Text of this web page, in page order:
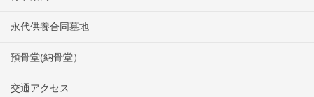
永代供養合同墓地
預骨堂(納骨堂）
交通アクセス